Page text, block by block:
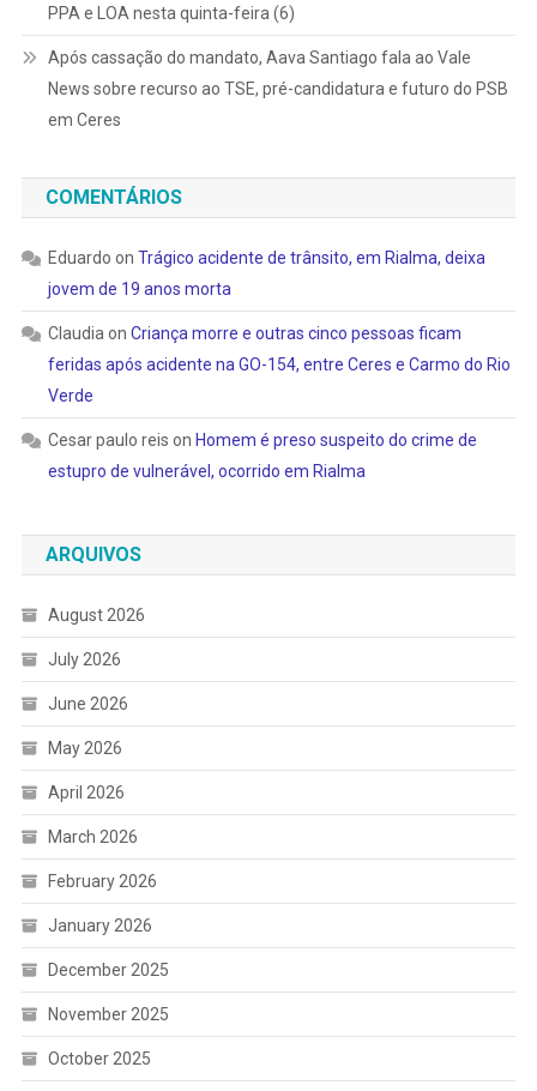
PPA e LOA nesta quinta-feira (6)
Após cassação do mandato, Aava Santiago fala ao Vale
News sobre recurso ao TSE, pré-candidatura e futuro do PSB
em Ceres
COMENTÁRIOS
Eduardo on Trágico acidente de trânsito, em Rialma, deixa
jovem de 19 anos morta
Claudia on Criança morre e outras cinco pessoas ficam
feridas após acidente na GO-154, entre Ceres e Carmo do Rio
Verde
Cesar paulo reis on Homem é preso suspeito do crime de
estupro de vulnerável, ocorrido em Rialma
ARQUIVOS
August 2026
July 2026
June 2026
May 2026
April 2026
March 2026
February 2026
January 2026
December 2025
November 2025
October 2025